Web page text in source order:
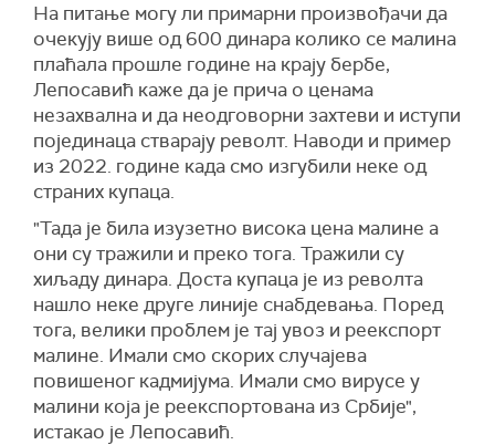
На питање могу ли примарни произвођачи да
очекују више од 600 динара колико се малина
плаћала прошле године на крају бербе,
Лепосавић каже да је прича о ценама
незахвална и да неодговорни захтеви и иступи
појединаца стварају револт. Наводи и пример
из 2022. године када смо изгубили неке од
страних купаца.
"Тада је била изузетно висока цена малине а
они су тражили и преко тога. Тражили су
хиљаду динара. Доста купаца је из револта
нашло неке друге линије снабдевања. Поред
тога, велики проблем је тај увоз и реекспорт
малине. Имали смо скорих случајева
повишеног кадмијума. Имали смо вирусе у
малини која је реекспортована из Србије",
истакао је Лепосавић.